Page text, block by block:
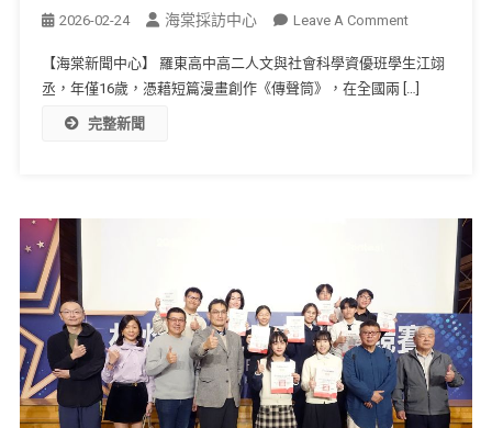
2026-02-24 海棠採訪中心 Leave A Comment
【海棠新聞中心】 羅東高中高二人文與社會科學資優班學生江翊
丞，年僅16歲，憑藉短篇漫畫創作《傳聲筒》，在全國兩 […]
完整新聞